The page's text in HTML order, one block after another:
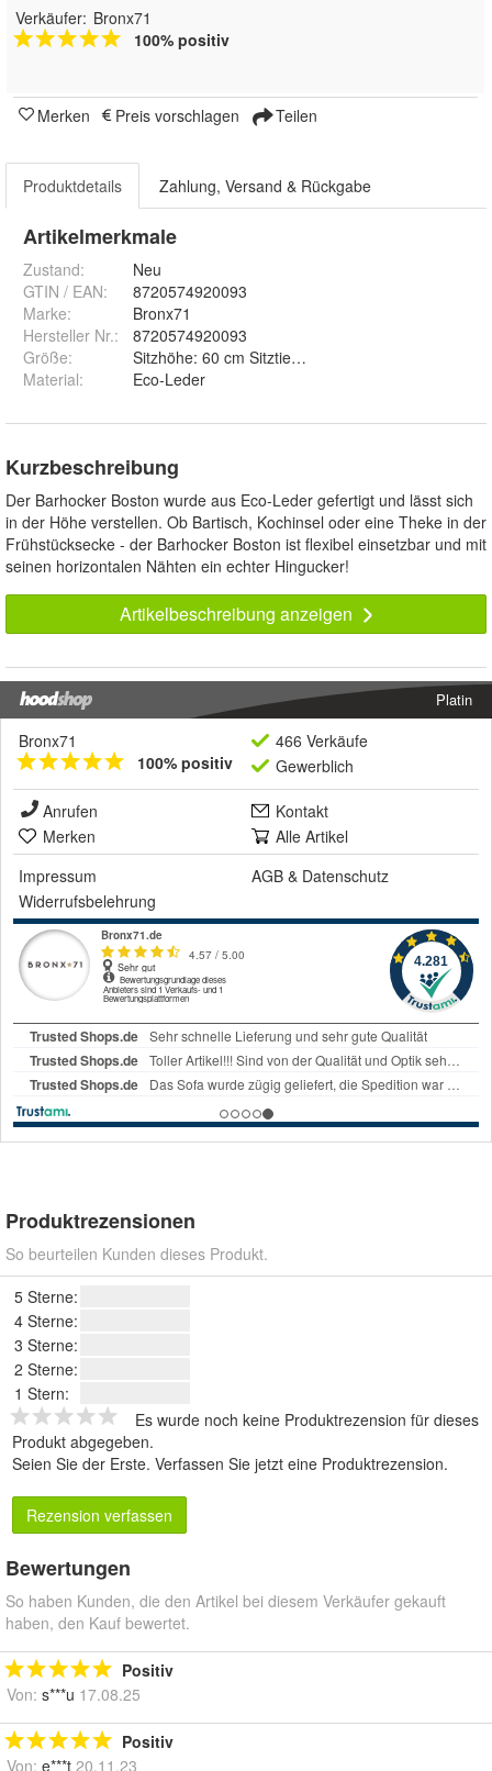
Verkäufer: Bronx71
100% positiv
Merken Preis vorschlagen Teilen
Produktdetails Zahlung, Versand & Rückgabe
Artikelmerkmale
Zustand:
Neu
GTIN / EAN:
8720574920093
Marke:
Bronx71
Hersteller Nr.:
8720574920093
Größe:
Sitzhöhe: 60 cm Sitztiefe: 36 cm Sitzbreite: 42 cm
Material: Eco-Leder
Kurzbeschreibung
Der Barhocker Boston wurde aus Eco-Leder gefertigt und lässt sich
in der Höhe verstellen. Ob Bartisch, Kochinsel oder eine Theke in der
Frühstücksecke - der Barhocker Boston ist flexibel einsetzbar und mit
seinen horizontalen Nähten ein echter Hingucker!
Artikelbeschreibung anzeigen
Platin
Bronx71
100% positiv
466 Verkäufe
Gewerblich
Anrufen
Kontakt
Merken
Alle Artikel
Impressum
AGB & Datenschutz
Widerrufsbelehrung
Produktrezensionen
So beurteilen Kunden dieses Produkt.
5 Sterne:
4 Sterne:
3 Sterne:
2 Sterne:
1 Stern:
Es wurde noch keine Produktrezension für dieses
Produkt abgegeben.
Seien Sie der Erste. Verfassen Sie jetzt eine Produktrezension.
Rezension verfassen
Bewertungen
So haben Kunden, die den Artikel bei diesem Verkäufer gekauft
haben, den Kauf bewertet.
Positiv
Von: s***u 17.08.25
Positiv
Von: e***t 20.11.23